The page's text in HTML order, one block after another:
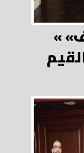
« مستقبل وطن - بني سويف»